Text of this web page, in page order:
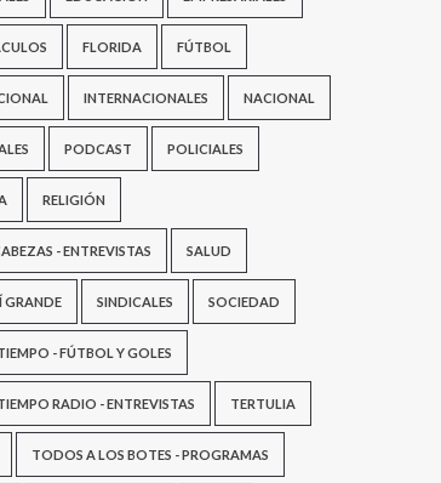
FLORIDA FÚTBOL
INTERNACIONALES NACIONAL
PODCAST POLICIALES
RELIGIÓN
- ENTREVISTAS SALUD
GRANDE SINDICALES SOCIEDAD
- FÚTBOL Y GOLES
RADIO - ENTREVISTAS TERTULIA
TODOS A LOS BOTES - PROGRAMAS